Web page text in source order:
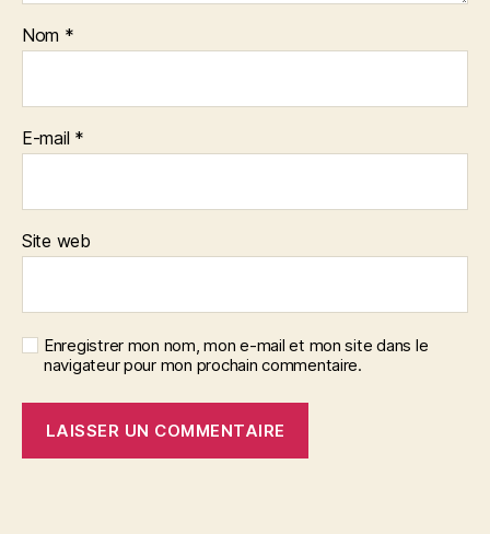
Nom *
E-mail *
Site web
Enregistrer mon nom, mon e-mail et mon site dans le
navigateur pour mon prochain commentaire.